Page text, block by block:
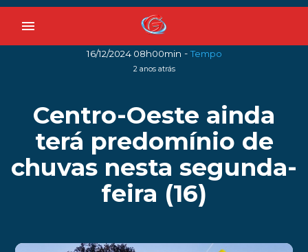
menu
16/12/2024 08h00min -Tempo
2 anos atrás
Centro-Oeste ainda
terá predomínio de
chuvas nesta segunda-
feira (16)